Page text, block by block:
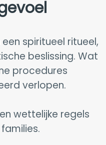
spiritueel ritueel,
beslissing. Wat
procedures
verlopen.
wettelijke regels